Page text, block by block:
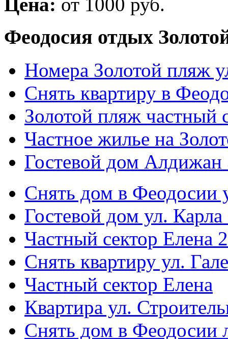
Феодосия отдых
Номера Золотой пляж
Снять квартиру в
Золотой пляж частный
Частное жилье на
Гостевой дом Алдижан
Снять дом в Феодосии
Гостевой дом ул.
Частный сектор Елена 2
Снять квартиру ул.
Частный сектор Елена
Квартира ул.
Снять дом в Феодосии